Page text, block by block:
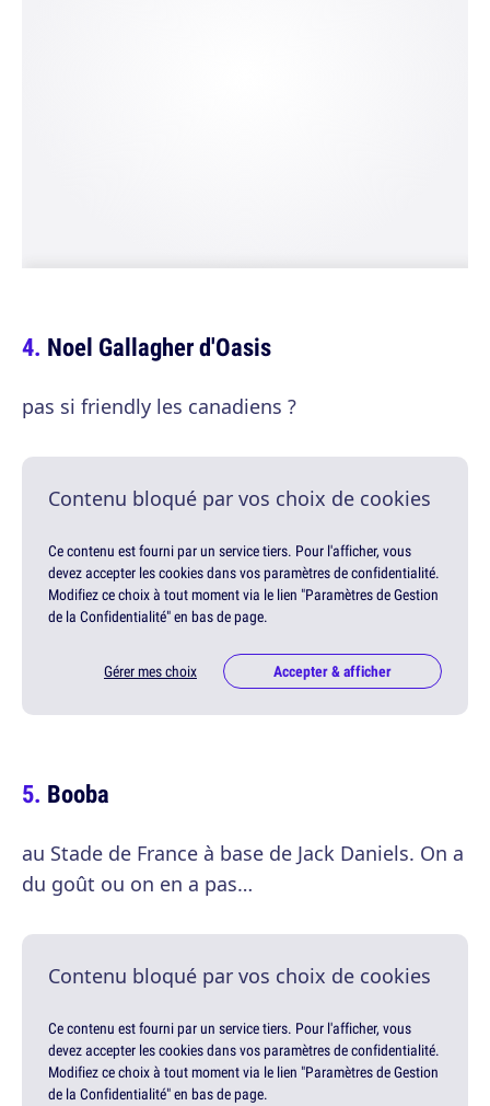
Noel Gallagher d'Oasis
pas si friendly les canadiens ?
Contenu bloqué par vos choix de cookies
Ce contenu est fourni par un service tiers. Pour l'afficher, vous
devez accepter les cookies dans vos paramètres de confidentialité.
Modifiez ce choix à tout moment via le lien "Paramètres de Gestion
de la Confidentialité" en bas de page.
Gérer mes choix Accepter & afficher
Booba
au Stade de France à base de Jack Daniels. On a
du goût ou on en a pas…
Contenu bloqué par vos choix de cookies
Ce contenu est fourni par un service tiers. Pour l'afficher, vous
devez accepter les cookies dans vos paramètres de confidentialité.
Modifiez ce choix à tout moment via le lien "Paramètres de Gestion
de la Confidentialité" en bas de page.